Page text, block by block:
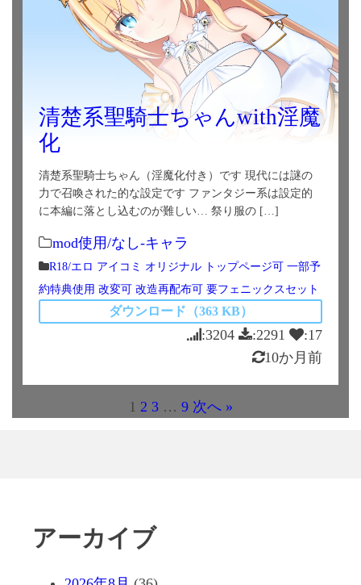
清楚系聖騎士ちゃんwith淫魔
化
清楚系聖騎士ちゃん（淫魔化付き）です 現代には謎の
力で召喚された的な設定です ファンタジー系は設定的
に本編に落とし込むのが難しい… 祭り服の […]
mod使用/なし-キャラ
R18/エロ アイコミ オリジナル トップページ可 一部予
約特典使用 改変可 改造再配布可 要フェニックスセット
ダウンロード（363 KB）
:3204 :2291
:17
10か月前
1 2 3 … 9 次へ »
アーカイブ